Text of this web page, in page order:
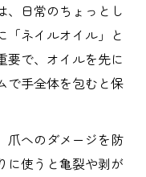
、日常のちょっとし
「ネイルオイル」と
要で、オイルを先に
で手全体を包むと保
爪へのダメージを防
に使うと亀裂や剥が